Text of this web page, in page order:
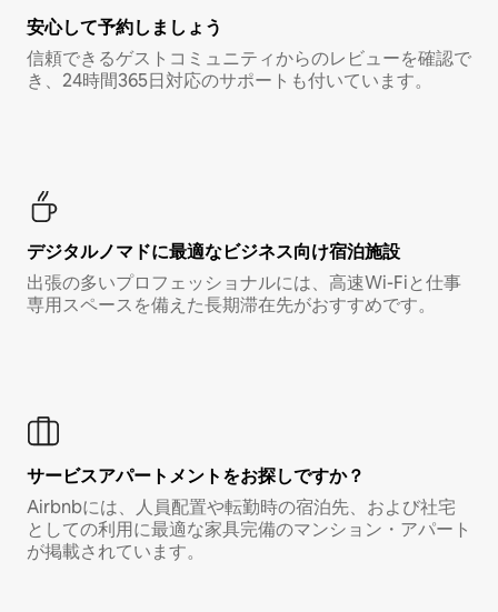
安心して予約しましょう
信頼できるゲストコミュニティからのレビューを確認で
き、24時間365日対応のサポートも付いています。
デジタルノマド⁠に最⁠適⁠なビ⁠ジ⁠ネ⁠ス⁠向⁠け宿⁠泊⁠施⁠設
出張の多いプロフェッショナルには、高速Wi-Fiと仕事
専用スペースを備えた長期滞在先がおすすめです。
サービスアパートメントをお探しですか？
Airbnbには、人員配置や転勤時の宿泊先、および社宅
としての利用に最適な家具完備のマンション・アパート
が掲載されています。